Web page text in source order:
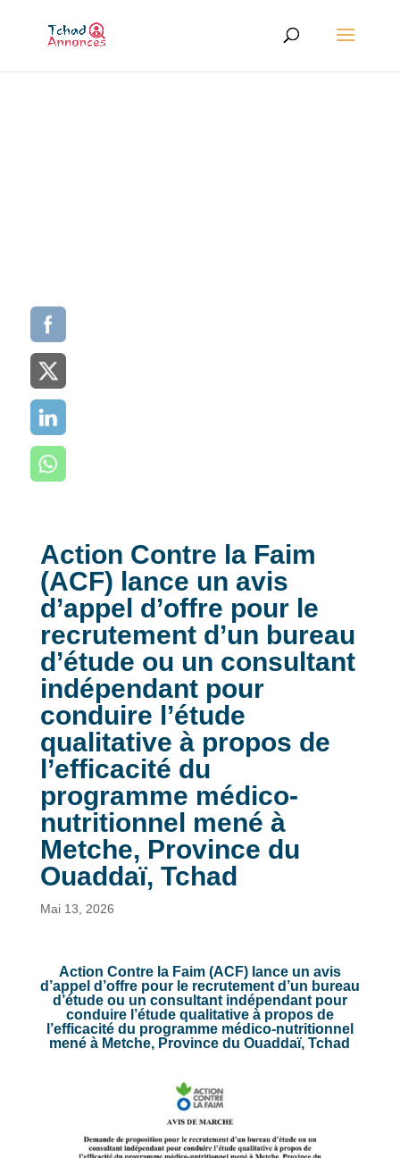
Action Contre la Faim
(ACF) lance un avis
d’appel d’offre pour le
recrutement d’un bureau
d’étude ou un consultant
indépendant pour
conduire l’étude
qualitative à propos de
l’efficacité du
programme médico-
nutritionnel mené à
Metche, Province du
Ouaddaï, Tchad
Mai 13, 2026
Action Contre la Faim (ACF) lance un avis
d’appel d’offre pour le recrutement d’un bureau
d’étude ou un consultant indépendant pour
conduire l’étude qualitative à propos de
l’efficacité du programme médico-nutritionnel
mené à Metche, Province du Ouaddaï, Tchad